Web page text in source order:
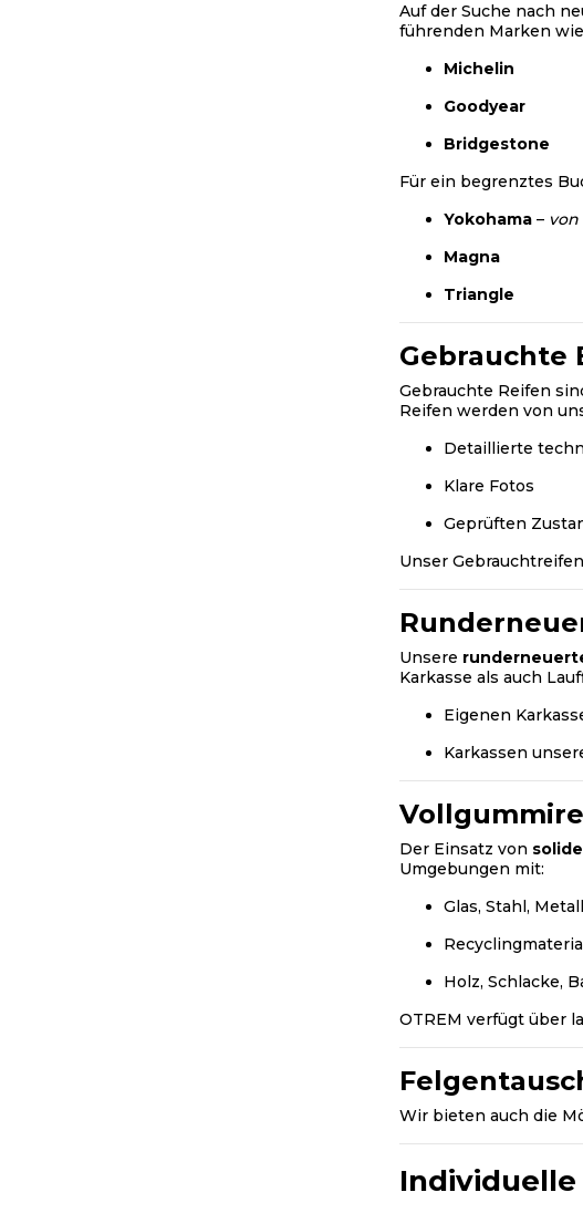
Auf der Suche nach
führenden Marken
Michelin
Goodyear
Bridgestone
Für ein begrenztes
Yokohama –
Magna
Triangle
Gebrauchte
Gebrauchte Reifen
Reifen werden von
Detaillierte
Klare Fotos
Geprüften
Unser
Unsere
Karkasse als auch
Eigenen
Karkassen
Der Einsatz von
Umgebungen mit:
Glas, Stahl,
Holz, Schlacke,
OTREM verfügt über
Wir bieten auch die